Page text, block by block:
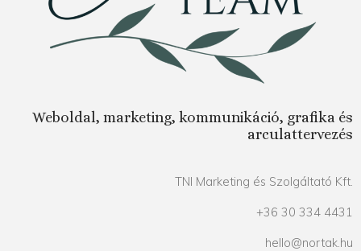
Weboldal, marketing, kommunikáció, grafika és
arculattervezés
TNI Marketing és Szolgáltató Kft.
+36 30 334 4431
hello@nortak.hu